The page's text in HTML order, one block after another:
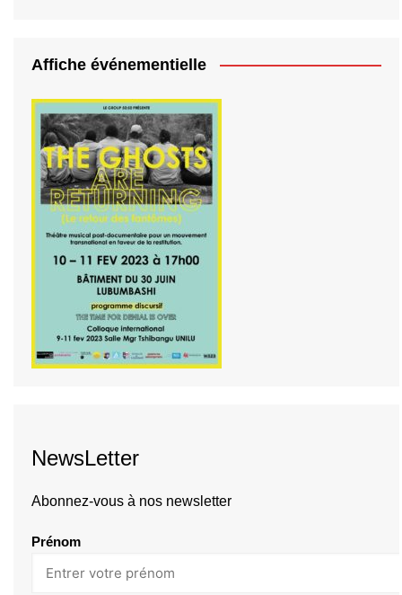
Affiche événementielle
NewsLetter
Abonnez-vous à nos newsletter
Prénom